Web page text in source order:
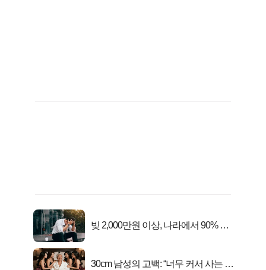
빚 2,000만원 이상, 나라에서 90% 갚
30cm 남성의 고백: “너무 커서 사는 게